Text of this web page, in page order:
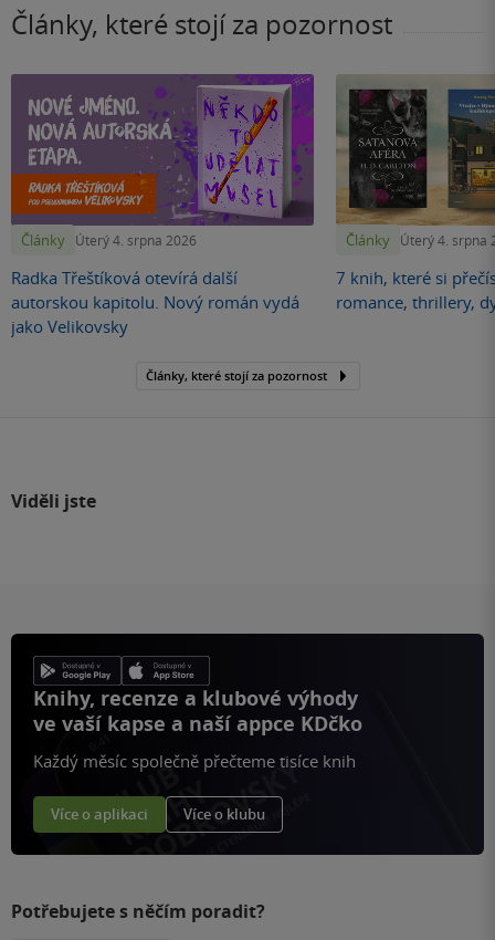
Články, které stojí za pozornost
Články Úterý 4. srpna 2026
Radka Třeštíková otevírá další
autorskou kapitolu. Nový román vydá
jako Velikovsky
Články Úterý 4. srpna
7 knih, které si
romance, thrillery,
Články, které stojí za pozornost
Viděli jste
Knihy, recenze a klubové výhody
ve vaší kapse a naší appce KDčko
Každý měsíc společně přečteme tisíce knih
Více o aplikaci Více o klubu
Potřebujete s něčím poradit?